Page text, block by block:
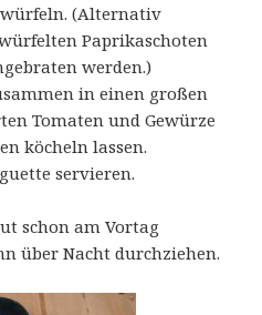
(Alternativ
Paprikaschoten
werden.)
in einen großen
Tomaten und Gewürze
köcheln lassen.
servieren.
schon am Vortag
über Nacht durchziehen.